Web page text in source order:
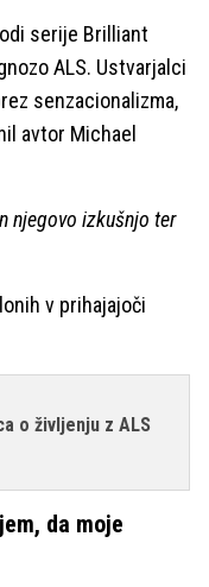
serije Brilliant
ALS. Ustvarjalci
senzacionalizma,
avtor Michael
njegovo izkušnjo ter
v prihajajoči
o življenju z ALS
da moje